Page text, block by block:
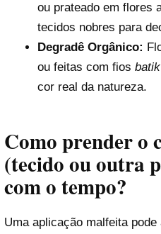
ou prateado em flores
tecidos nobres para
Degradê Orgânico:
ou feitas com fios batik
cor real da natureza.
Como prender o
(tecido ou outra
com o tempo?
Uma aplicação malfeita